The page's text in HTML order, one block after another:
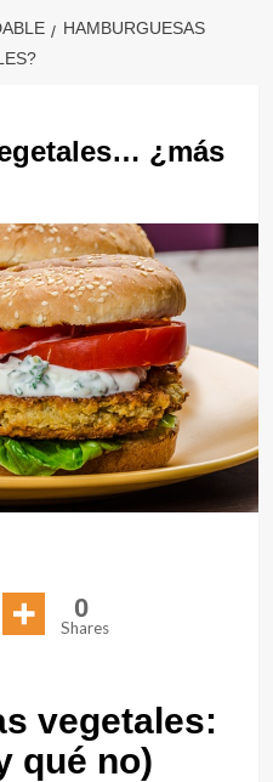
HAMBURGUESAS
¿más
0
Shares
vegetales:
qué no)